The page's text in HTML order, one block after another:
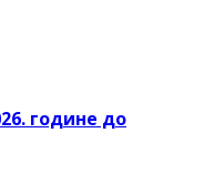
године до